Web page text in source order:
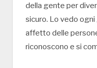
della gente per
sicuro. Lo vedo ogni
affetto delle
riconoscono e si